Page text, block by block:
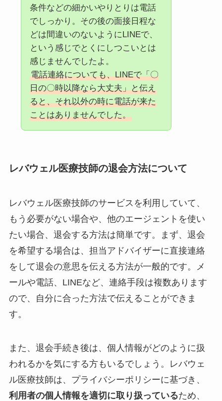
条件などの細かいやりとりは電話
でしっかり。その後の面接日程な
どは間違いのないようにLINEで、
という感じでとくにしつこいとは
感じませんでしたよ。
電話連絡についても、LINEで「〇
日の〇時以降なら大丈夫」と伝え
ると、それ以外の時に電話が来た
ことはありませんでした。
レバウェル医療技師の退会方法について
レバウェル医療技師のサービスを利用していて、
もう必要がない場合や、他のエージェントを使い
たい場合、退会する方法は簡単です。まず、退会
を希望する場合は、担当アドバイザーに直接連絡
をして退会の意思を伝える方法が一般的です。メ
ールや電話、LINEなど、連絡手段は複数あります
ので、自分に合った方法で伝えることができま
す。
また、退会手続き後は、個人情報がどのように扱
われるかを気にする方もいるでしょう。レバウェ
ル医療技師は、プライバシーポリシーに基づき、
利用者の個人情報を適切に取り扱っているため、